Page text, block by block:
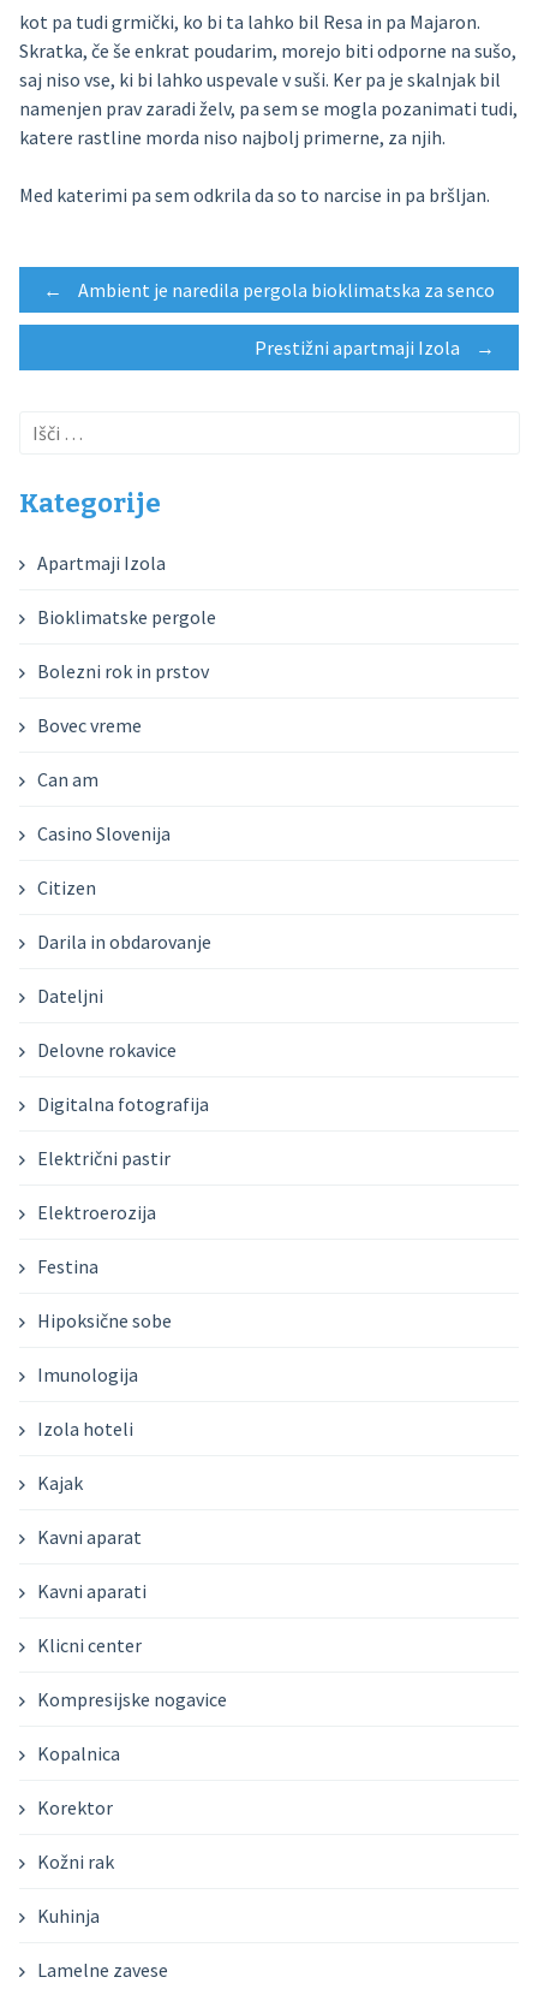
kot pa tudi grmički, ko bi ta lahko bil Resa in pa Majaron.
Skratka, če še enkrat poudarim, morejo biti odporne na sušo,
saj niso vse, ki bi lahko uspevale v suši. Ker pa je skalnjak bil
namenjen prav zaradi želv, pa sem se mogla pozanimati tudi,
katere rastline morda niso najbolj primerne, za njih.
Med katerimi pa sem odkrila da so to narcise in pa bršljan.
Post
navigation
← Ambient je naredila pergola bioklimatska za senco
Prestižni apartmaji Izola →
Išči:
Kategorije
Apartmaji Izola
Bioklimatske pergole
Bolezni rok in prstov
Bovec vreme
Can am
Casino Slovenija
Citizen
Darila in obdarovanje
Dateljni
Delovne rokavice
Digitalna fotografija
Električni pastir
Elektroerozija
Festina
Hipoksične sobe
Imunologija
Izola hoteli
Kajak
Kavni aparat
Kavni aparati
Klicni center
Kompresijske nogavice
Kopalnica
Korektor
Kožni rak
Kuhinja
Lamelne zavese